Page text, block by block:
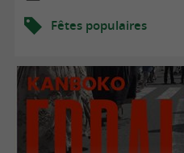
Fêtes populaires